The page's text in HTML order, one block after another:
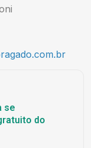
se
do